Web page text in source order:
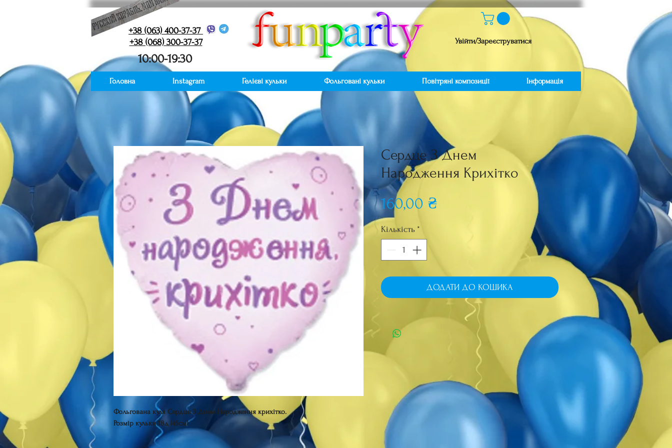
+38 (063) 400-37-37
+38 (068) 300-37-37
10:00-19:30
Увійти/Зареєструватися
Фольгована куля Сердце З Днем Народження крихітко.
Розмір кульки 18д (45см)
Сердце З Днем
Народження Крихітко
160,00 ₴Ціна
Кількість *
ДОДАТИ ДО КОШИКА
Головна Instagram Гелієві кульки Фольговані кульки Повітряні композиції Інформація